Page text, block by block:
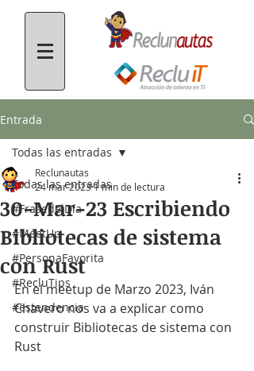
Entrada
Todas las entradas
#FrasedelDía
#MeetUp
#PersonaFavorita
#RecluTips
#estendencia
Todas las entradas
30-Mar-23 Escribiendo
Bibliotecas de sistema
con Rust
Reclunautas
24 mar 20231 min de lectura
En el meetup de Marzo 2023, Iván
Chavero nos va a explicar como
construir Bibliotecas de sistema con
Rust